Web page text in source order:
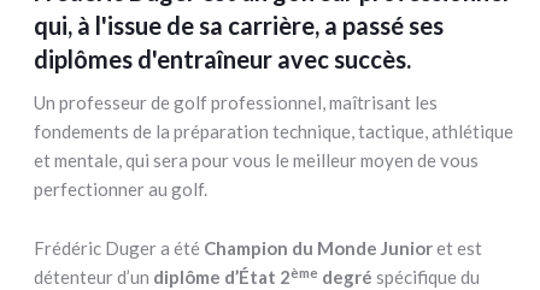
qui, à l'issue de sa carrière, a passé ses
diplômes d'entraîneur avec succès.
Un professeur de golf professionnel, maîtrisant les
fondements de la préparation technique, tactique, athlétique
et mentale, qui sera pour vous le meilleur moyen de vous
perfectionner au golf.
Frédéric Duger a été Champion du Monde Junioret est
détenteur d’un diplôme d’État 2ème degré spécifique du